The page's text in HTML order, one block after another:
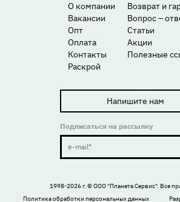
О компании
Вакансии
Опт
Оплата
Контакты
Раскрой
Возврат и
Вопрос –
Статьи
Акции
Полезные
Напишите нам
Подписаться на рассылку
1998-2026 г. ©ООО "Планета Сервис". Все
Политика обработки персональных данных